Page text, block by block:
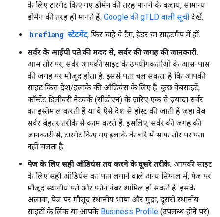
के लिए टारगेट किए गए डोमेन की तरह मानने के बजाय, सामान्य
डोमेन की तरह ही मानते हैं. Google की gTLD वाली सूची देखें.
hreflang स्टेटमेंट, फिर चाहे वे टैग, हेडर या साइटमैप में हों.
सर्वर के आईपी पते की मदद से, सर्वर की जगह की जानकारी.
आम तौर पर, सर्वर आपकी साइट के उपयोगकर्ताओं के आस-पास
की जगह पर मौजूद होता है. इससे पता चल सकता है कि आपकी
साइट किस देश/इलाके की ऑडियंस के लिए है. कुछ वेबसाइटें,
कॉन्टेंट डिलीवरी नेटवर्क (सीडीएन) के ज़रिए एक से ज़्यादा सर्वर
का इस्तेमाल करती हैं या वे ऐसे देश से होस्ट की जाती हैं जहां वेब
सर्वर बेहतर तरीके से काम करते हैं. इसलिए, सर्वर की जगह की
जानकारी से, टारगेट किए गए इलाके के बारे में साफ़ तौर पर पता
नहीं चलता है.
पेज के लिए सही ऑडियंस तय करने के दूसरे तरीके. आपकी साइट
के लिए सही ऑडियंस का पता लगाने वाले अन्य सिग्नल में, पेज पर
मौजूद स्थानीय पते और फ़ोन नंबर शामिल हो सकते हैं. इसके
अलावा, पेज पर मौजूद स्थानीय भाषा और मुद्रा, दूसरी स्थानीय
साइटों के लिंक या आपके Business Profile (उपलब्ध होने पर)